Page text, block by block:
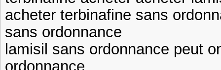
acheter terbinafine sans
sans ordonnance
lamisil sans ordonnance peut
ordonnance